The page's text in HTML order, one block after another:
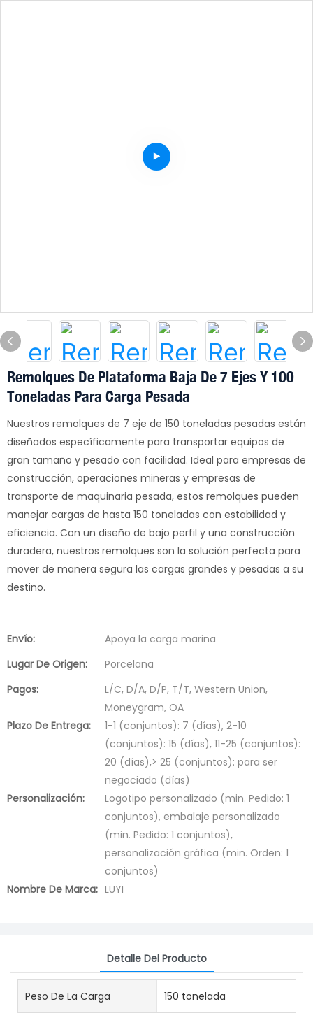
Remolques De Plataforma Baja De 7 Ejes Y 100
Toneladas Para Carga Pesada
Nuestros remolques de 7 eje de 150 toneladas pesadas están
diseñados específicamente para transportar equipos de
gran tamaño y pesado con facilidad. Ideal para empresas de
construcción, operaciones mineras y empresas de
transporte de maquinaria pesada, estos remolques pueden
manejar cargas de hasta 150 toneladas con estabilidad y
eficiencia. Con un diseño de bajo perfil y una construcción
duradera, nuestros remolques son la solución perfecta para
mover de manera segura las cargas grandes y pesadas a su
destino.
Envío:
Apoya la carga marina
Lugar De Origen:
Porcelana
Pagos:
L/C, D/A, D/P, T/T, Western Union,
Moneygram, OA
Plazo De Entrega:
1-1 (conjuntos): 7 (días), 2-10
(conjuntos): 15 (días), 11-25 (conjuntos):
20 (días),> 25 (conjuntos): para ser
negociado (días)
Personalización:
Logotipo personalizado (min. Pedido: 1
conjuntos), embalaje personalizado
(min. Pedido: 1 conjuntos),
personalización gráfica (min. Orden: 1
conjuntos)
Nombre De Marca: LUYI
Detalle Del Producto
Peso De La Carga 150 tonelada